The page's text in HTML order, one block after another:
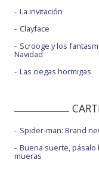
La invitación
Clayface
Scrooge y los
Navidad
Las ciegas hormigas
Spider-man: Brand
Buena suerte, pásalo
mueras